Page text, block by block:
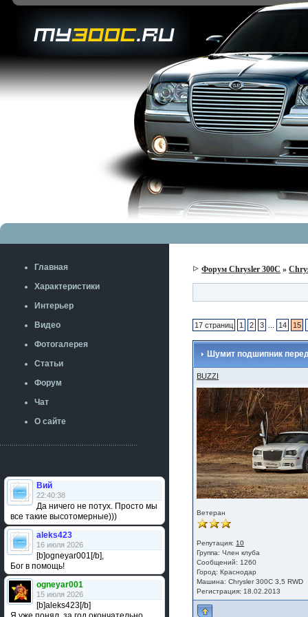
Главная
Характеристики
Интерьер
Видео
Фотогалерея
Статьи
Форум
Чат
О сайте
Вий
22:40:38
Да ничего не потух. Просто мы
все такие высотомерные)))
aleks423
16 июля 2026
[b]ogneyar001[/b],
Бог в помощь!
ogneyar001
15 июля 2026
[b]aleks423[/b]
Форум Chrysler 300C »
17 страниц 1 2 3 14 15
Шумит подшипник
BUZZI
Ветеран
Репутация: 10
Группа:Член клуба
Сообщений: 1260
Город: Краснодар
Машина: Chrysler 300C 3,5 RWD
Регистрация: 18.02.2013